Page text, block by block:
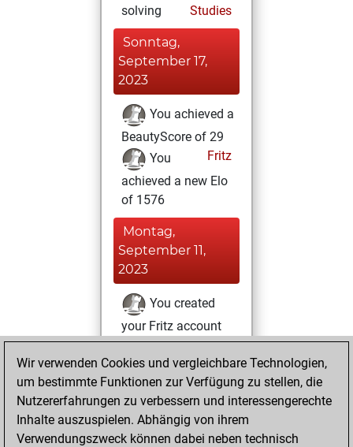
solving
Studies
Sonntag,
September 17,
2023
You achieved a
BeautyScore of 29
Fritz
You
achieved a new Elo
of 1576
Montag,
September 11,
2023
You created
your Fritz account
Fritz
played 1 slow games
Play
scored +0 =0 -1 in
slow games
Wir verwenden Cookies und vergleichbare Technologien,
um bestimmte Funktionen zur Verfügung zu stellen, die
Nutzererfahrungen zu verbessern und interessengerechte
Inhalte auszuspielen. Abhängig von ihrem
Verwendungszweck können dabei neben technisch